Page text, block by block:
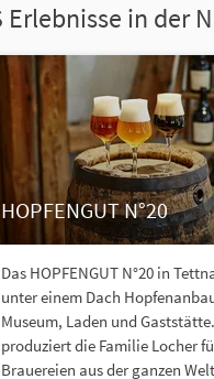
Erlebnisse in der
HOPFENGUT N°20
Das HOPFENGUT N°20 in
unter einem Dach
Museum, Laden und
produziert die Familie Locher
Brauereien aus der ganzen